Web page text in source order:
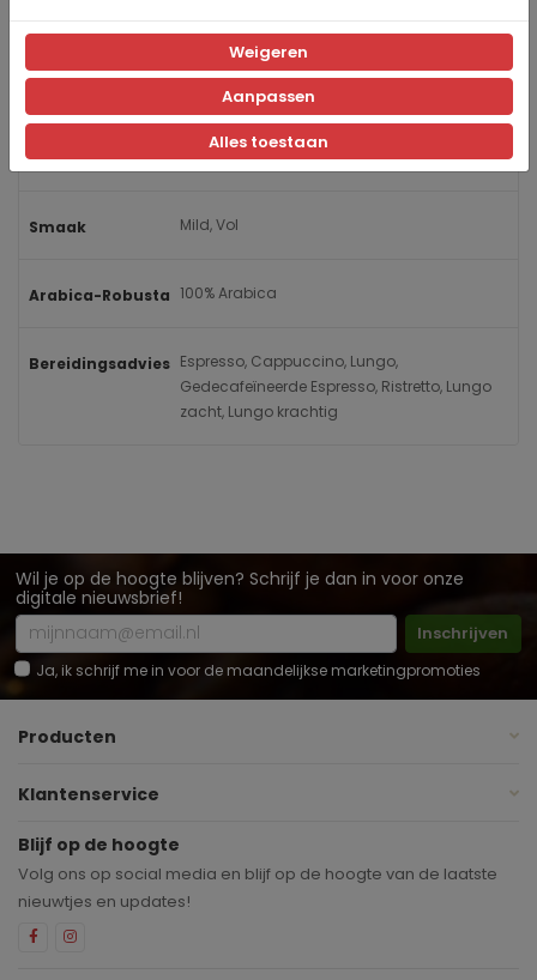
Intensiteit Vol & rijk
Smaak Mild, Vol
Arabica-Robusta 100% Arabica
Bereidingsadvies Espresso, Cappuccino, Lungo,
Gedecafeïneerde Espresso, Ristretto, Lungo
zacht, Lungo krachtig
Wil je op de hoogte blijven? Schrijf je dan in voor onze
digitale nieuwsbrief!
Inschrijven
Ja, ik schrijf me in voor de maandelijkse marketingpromoties
Producten
Klantenservice
Blijf op de hoogte
Volg ons op social media en blijf op de hoogte van de laatste
nieuwtjes en updates!
Weigeren
Aanpassen
Alles toestaan